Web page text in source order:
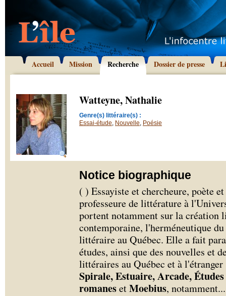
Accueil Mission Recherche Dossier de presse
Watteyne, Nathalie
Genre(s) littéraire(s) :
Essai-étude, Nouvelle, Poésie
Notice biographique
( ) Essayiste et chercheure, poète
professeure de littérature à
portent notamment sur la création
contemporaine, l'herméneutique
littéraire au Québec. Elle a fait
études, ainsi que des nouvelles et
littéraires au Québec et à l'étranger
Spirale, Estuaire, Arcade,
romanesetMoebius, notamment.